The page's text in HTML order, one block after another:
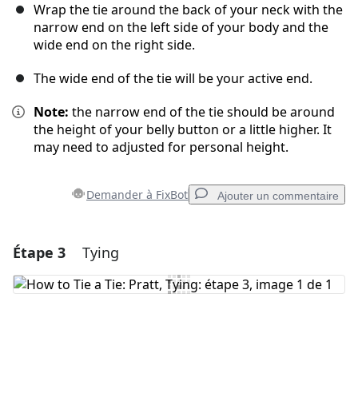
Wrap the tie around the back of your neck with the
narrow end on the left side of your body and the
wide end on the right side.
The wide end of the tie will be your active end.
Note: the narrow end of the tie should be around
the height of your belly button or a little higher. It
may need to adjusted for personal height.
Demander à FixBot Ajouter un commentaire
Ajouter un commentaire
Étape 3 Tying